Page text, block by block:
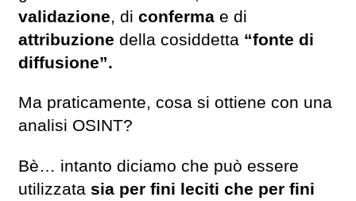
validazione, di conferma e di
attribuzione della cosiddetta “fonte di
diffusione”.
Ma praticamente, cosa si ottiene con una
analisi OSINT?
Bè… intanto diciamo che può essere
utilizzata sia per fini leciti che per fini